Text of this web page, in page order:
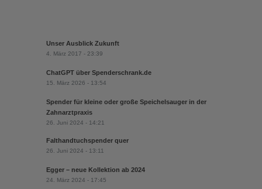
Unser Ausblick Zukunft
4. März 2017 - 23:39
ChatGPT über Spenderschrank.de
15. März 2026 - 13:54
Spender für kleine oder große Speichelsauger in der
Zahnarztpraxis
26. Juni 2024 - 14:21
Falthandtuchspender quer
26. Juni 2024 - 13:11
Egger – neue Kollektion ab 2024
24. März 2024 - 17:45